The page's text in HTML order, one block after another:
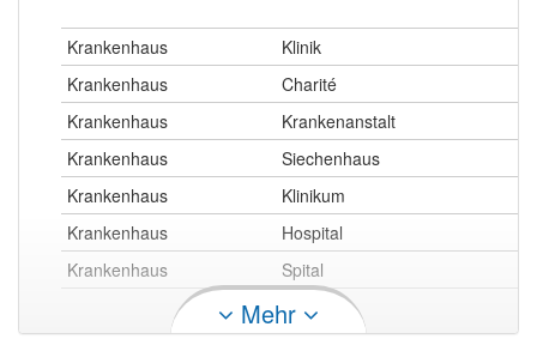
Krankenhaus
Klinik
Krankenhaus
Charité
Krankenhaus
Krankenanstalt
Krankenhaus
Siechenhaus
Krankenhaus
Klinikum
Krankenhaus
Hospital
Krankenhaus
Spital
Mehr